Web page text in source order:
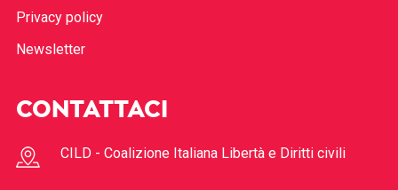
Privacy policy
Newsletter
CONTATTACI
CILD - Coalizione Italiana Libertà e Diritti civili